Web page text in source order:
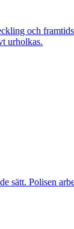
och
urholkas.
Polisen